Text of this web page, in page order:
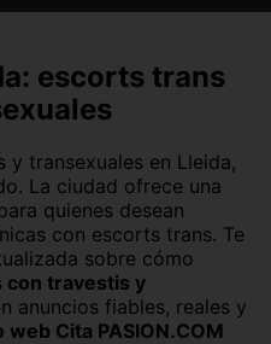
Cáceres
Canarias
Castellón
Ciudad Real
Cuenca
Granada
Guipúzcoa
escorts trans
y transexuales en Lleida,
La ciudad ofrece una
quienes desean
con escorts trans. Te
sobre cómo
con travestis y
anuncios fiables, reales y
web Cita PASION.COM